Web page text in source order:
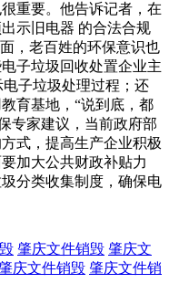
重要。他告诉记者，在
示旧电器 的合法合规
，老百姓的环保意识也
子垃圾回收处置企业主
子垃圾处理过程；还
育基地，“说到底，都
专家建议，当前政府部
式，提高生产企业积极
加大公共财政补贴力
分类收集制度，确保电
肇庆文件销毁 肇庆文
庆文件销毁 肇庆文件销